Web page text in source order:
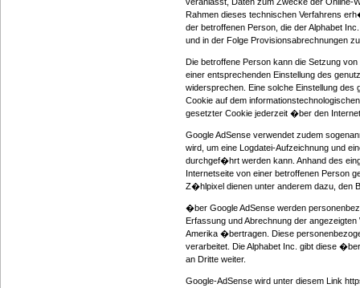
Rahmen dieses technischen Verfahrens
der betroffenen Person, die der Alphabet
und in der Folge Provisionsabrechnungen
Die betroffene Person kann die Setzung
einer entsprechenden Einstellung des
widersprechen. Eine solche Einstellung
Cookie auf dem
gesetzter Cookie jederzeit �ber den
Google AdSense verwendet zudem
wird, um eine Logdatei-Aufzeichnung und
durchgef�hrt werden kann. Anhand des
Internetseite von einer betroffenen Person
Z�hlpixel dienen unter anderem dazu, den
�ber Google AdSense werden
Erfassung und Abrechnung der
Amerika �bertragen. Diese
verarbeitet. Die Alphabet Inc. gibt diese
an Dritte weiter.
Google-AdSense wird unter diesem Link